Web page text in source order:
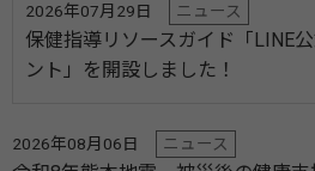
2026年07月29日 ニュース
保健指導リソースガイド「LINE
ント」を開設しました！
2026年08月06日 ニュース